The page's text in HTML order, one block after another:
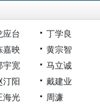
应台
丁学良
嘉映
黄宗智
宇宽
马立诚
汀阳
戴建业
海光
周濂